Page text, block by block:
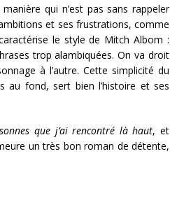
qui n’est pas sans rappeler
et ses frustrations, comme
le style de Mitch Albom :
trop alambiquées. On va droit
à l’autre. Cette simplicité du
fond, sert bien l’histoire et ses
que j’ai rencontré là haut, et
un très bon roman de détente,